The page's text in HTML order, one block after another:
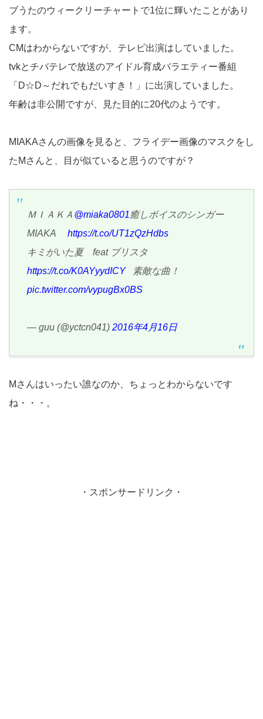
ブうたのウィークリーチャートで1位に輝いたことがあり
ます。
CMはわからないですが、テレビ出演はしていました。
tvkとチバテレで放送のアイドル育成バラエティー番組
「D☆D～だれでもだいすき！」に出演していました。
年齢は非公開ですが、見た目的に20代のようです。
MIAKAさんの画像を見ると、フライデー画像のマスクをし
たMさんと、目が似ていると思うのですが？
ＭＩＡＫＡ @miaka0801癒しボイスのシンガー
MIAKA https://t.co/UT1zQzHdbs
キミがいた夏 feat ブリスタ
https://t.co/K0AYyydICY素敵な曲！
pic.twitter.com/vypugBx0BS
— guu (@yctcn041) 2016年4月16日
Mさんはいったい誰なのか、ちょっとわからないです
ね・・・。
・スポンサードリンク・